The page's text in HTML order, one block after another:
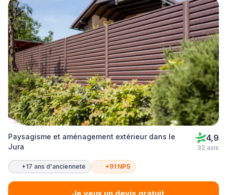
Paysagisme et aménagement extérieur dans le
Jura
4,9
32 avis
+17 ans d'ancienneté +91 NPS